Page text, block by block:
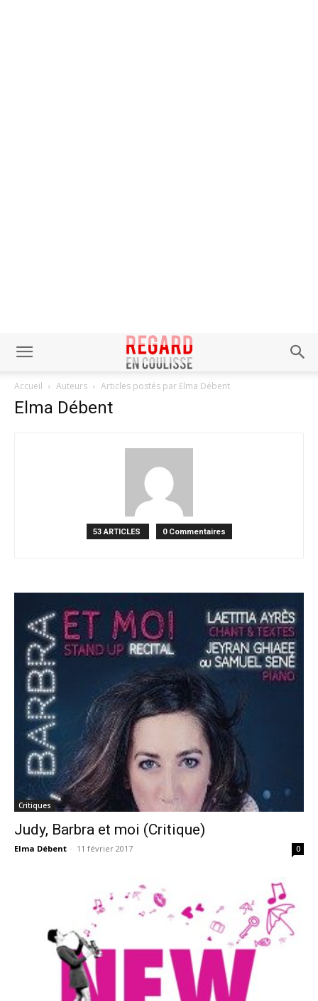
Accueil Auteurs Articles postés par Elma Débent
Elma Débent
53 ARTICLES 0 Commentaires
Critiques
Judy, Barbra et moi (Critique)
Elma Débent - 11 février 2017 0